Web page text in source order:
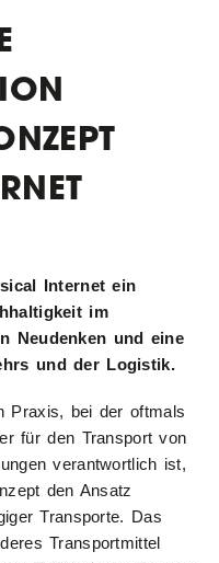
Internet ein
im
Neudenken und eine
und der Logistik.
Praxis, bei der oftmals
für den Transport von
verantwortlich ist,
den Ansatz
Transporte. Das
Transportmittel